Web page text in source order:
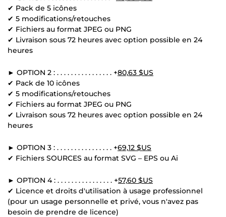
✔ Pack de 5 icônes
✔ 5 modifications/retouches
✔ Fichiers au format JPEG ou PNG
✔ Livraison sous 72 heures avec option possible en 24
heures
► OPTION 2 : . . . . . . . . . . . . . . . . +80,63 $US
✔ Pack de 10 icônes
✔ 5 modifications/retouches
✔ Fichiers au format JPEG ou PNG
✔ Livraison sous 72 heures avec option possible en 24
heures
► OPTION 3 : . . . . . . . . . . . . . . . . +69,12 $US
✔ Fichiers SOURCES au format SVG – EPS ou Ai
► OPTION 4 : . . . . . . . . . . . . . . . . +57,60 $US
✔ Licence et droits d'utilisation à usage professionnel
(pour un usage personnelle et privé, vous n'avez pas
besoin de prendre de licence)